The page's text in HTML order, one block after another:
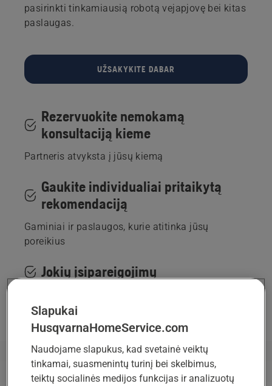
pasirinkti tinkamiausią robotą vejapjovę bei kitas
paslaugas.
UŽSAKYKITE DABAR
Rezervuokite nemokamą
konsultaciją kieme
Partneris atvyksta į jūsų kiemą
Gaukite individualiai pritaikytą
rekomendaciją
Gaminiai ir paslaugos, kurie atitinka jūsų
poreikius
Jokių įsipareigojimų
atsisakyti pasiūlymo.
Kaip tai veikia?
Slapukai
HusqvarnaHomeService.com
Naudojame slapukus, kad svetainė veiktų
tinkamai, suasmenintų turinį bei skelbimus,
teiktų socialinės medijos funkcijas ir analizuotų